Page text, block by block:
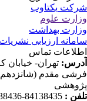
یکتاوب
علوم
بهداشت
ارزیابی نشریات
تماس
تهران- خیابان
:
84138435-84138436